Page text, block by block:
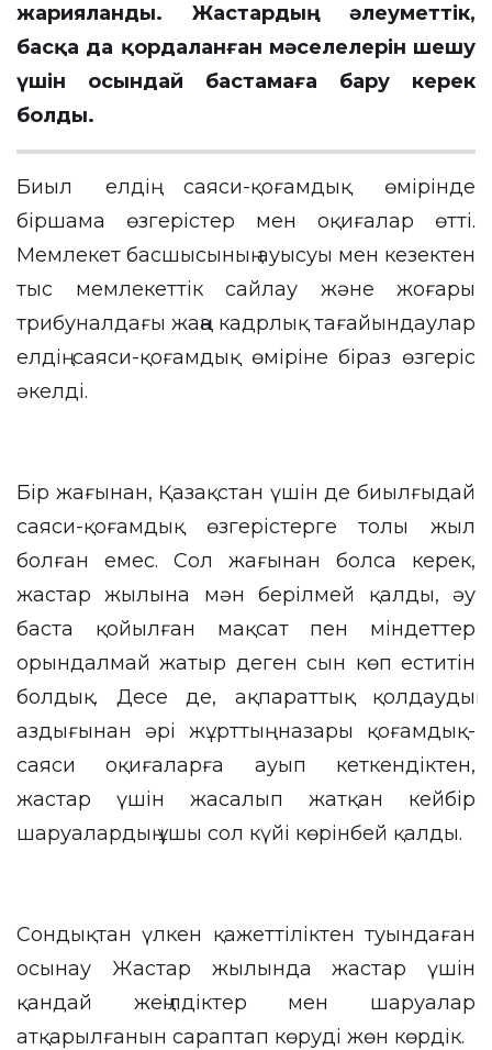
жарияланды. Жастардың әлеуметтік,
басқа да қордаланған мәселелерін шешу
үшін осындай бастамаға бару керек
болды.
Биыл елдің саяси-қоғамдық өмірінде
біршама өзгерістер мен оқиғалар өтті.
Мемлекет басшысының ауысуы мен кезектен
тыс мемлекеттік сайлау және жоғары
трибуналдағы жаңа кадрлық тағайындаулар
елдің саяси-қоғамдық өміріне біраз өзгеріс
әкелді.
Бір жағынан, Қазақстан үшін де биылғыдай
саяси-қоғамдық өзгерістерге толы жыл
болған емес. Сол жағынан болса керек,
жастар жылына мән берілмей қалды, әу
баста қойылған мақсат пен міндеттер
орындалмай жатыр деген сын көп еститін
болдық. Десе де, ақпараттық қолдаудың
аздығынан әрі жұрттың назары қоғамдық-
саяси оқиғаларға ауып кеткендіктен,
жастар үшін жасалып жатқан кейбір
шаруалардың ұшы сол күйі көрінбей қалды.
Сондықтан үлкен қажеттіліктен туындаған
осынау Жастар жылында жастар үшін
қандай жеңілдіктер мен шаруалар
атқарылғанын сараптап көруді жөн көрдік.